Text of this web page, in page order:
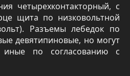
четырехконтакторный, с
щита по низковольтной
Разъемы лебедок по
девятипиновые, но могут
по согласованию с